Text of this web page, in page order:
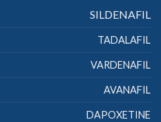
SILDENAFIL
TADALAFIL
VARDENAFIL
AVANAFIL
DAPOXETINE